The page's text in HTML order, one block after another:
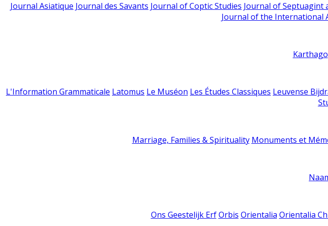
Journal Asiatique Journal des Savants Journal of Coptic Studies Journal of Septuagint
Journal of the International
Karthago
L'Information Grammaticale Latomus Le Muséon Les Études Classiques Leuvense
Marriage, Families & Spirituality Monuments et
Ons Geestelijk Erf Orbis Orientalia Orientalia